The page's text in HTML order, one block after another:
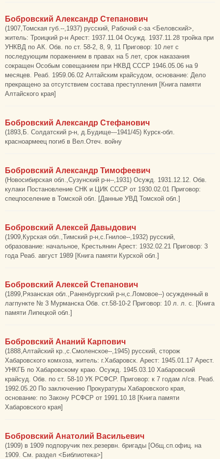
Бобровский Александр Степанович
(1907,Томская губ.--,1937) русский, Рабочий с-за <Беловский>,
житель: Троицкий р-н Арест: 1937.11.04 Осужд. 1937.11.28 тройка при
УНКВД по АК. Обв. по ст. 58-2, 8, 9, 11 Приговор: 10 лет с
последующим поражением в правах на 5 лет, срок наказания
сокращен Особым совещанием при НКВД СССР 1946.05.06 на 9
месяцев. Реаб. 1959.06.02 Алтайским крайсудом, основание: Дело
прекращено за отсутствием состава преступления [Книга памяти
Алтайского края]
Бобровский Александр Стефанович
(1893,Б. Солдатский р-н, д.Будище---1941/45) Курск-обл.
красноармеец погиб в Вел.Отеч. войну
Бобровский Александр Тимофеевич
(Новосибирская обл.,Сузунский р-н--,1931) Осужд. 1931.12.12. Обв.
кулаки Постановление СНК и ЦИК СССР от 1930.02.01 Приговор:
спецпоселение в Томской обл. [Данные УВД Томской обл.]
Бобровский Алексей Давыдович
(1909,Курская обл.,Тимский р-н,с.Гнилое--,1932) русский,
образование: начальное, Крестьянин Арест: 1932.02.21 Приговор: 3
года Реаб. август 1989 [Книга памяти Курской обл.]
Бобровский Алексей Степанович
(1899,Рязанская обл.,Раненбургский р-н,с.Ломовое--) осужденный в
лагпункте № 3 Мурманска Обв. ст.58-10-2 Приговор: 10 л. л. с. [Книга
памяти Липецкой обл.]
Бобровский Ананий Карпович
(1888,Алтайский кр.,с.Смоленское--,1945) русский, сторож
Хабаровского комхоза, житель: г.Хабаровск. Арест: 1945.01.17 Арест.
УНКГБ по Хабаровскому краю. Осужд. 1945.03.10 Хабаровский
крайсуд. Обв. по ст. 58-10 УК РСФСР. Приговор: к 7 годам л/св. Реаб.
1992.05.20 По заключению Прокуратуры Хабаровского края,
основание: по Закону РСФСР от 1991.10.18 [Книга памяти
Хабаровского края]
Бобровский Анатолий Васильевич
(1909) в 1909 подпоручик пех.резервн. бригады [Общ.сп.офиц. на
1909. См. раздел <Библиотека>]